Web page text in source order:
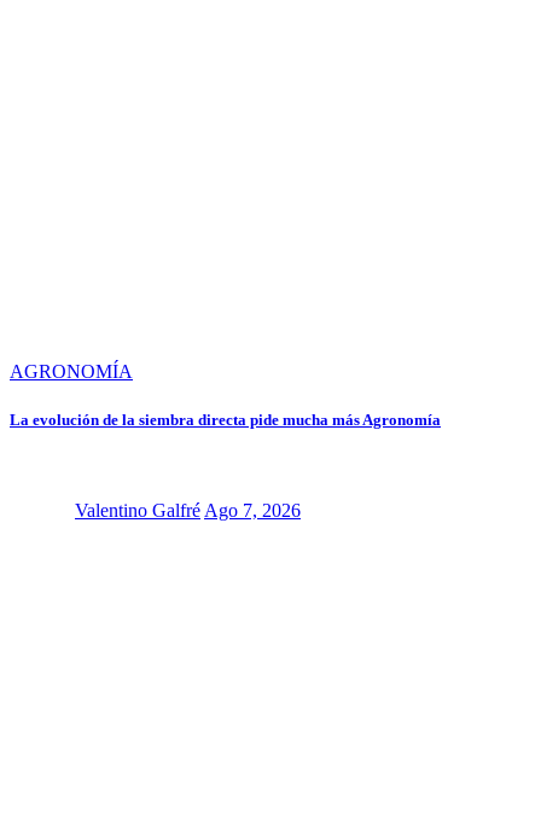
AGRONOMÍA
La evolución de la siembra directa pide mucha más Agronomía
Valentino Galfré Ago 7, 2026